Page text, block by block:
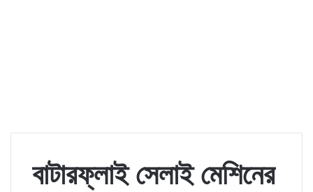
বাটারফ্লাই সেলাই মেশিনের